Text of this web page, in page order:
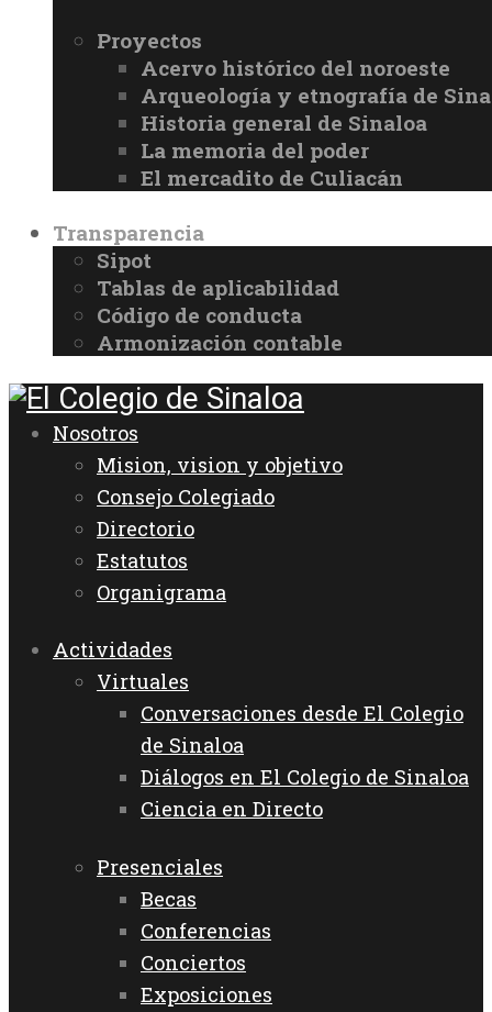
Proyectos
Acervo histórico del noroeste
Arqueología y etnografía de
Historia general de Sinaloa
La memoria del poder
El mercadito de Culiacán
Transparencia
Sipot
Tablas de aplicabilidad
Código de conducta
Armonización contable
Nosotros
Mision, vision y objetivo
Consejo Colegiado
Directorio
Estatutos
Organigrama
Actividades
Virtuales
Conversaciones desde El Colegio
de Sinaloa
Diálogos en El Colegio de Sinaloa
Ciencia en Directo
Presenciales
Becas
Conferencias
Conciertos
Exposiciones